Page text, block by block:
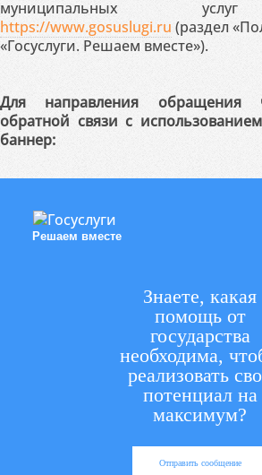
муниципальных
https://www.gosuslugi.ru (раздел
«Госуслуги. Решаем вместе»).
Для направления обращения
обратной связи с
баннер:
Решаем вместе
Знаете, какая
помощь от
государства
необходима,
реализовать
потенциал на
максимум?
Отправить сообщение